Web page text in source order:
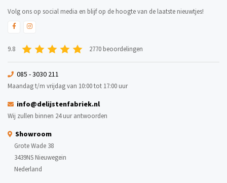
Volg ons op social media en blijf op de hoogte van de laatste nieuwtjes!
9.8 2770 beoordelingen
085 - 3030 211
Maandag t/m vrijdag van 10:00 tot 17:00 uur
info@delijstenfabriek.nl
Wij zullen binnen 24 uur antwoorden
Showroom
Grote Wade 38
3439NS Nieuwegein
Nederland